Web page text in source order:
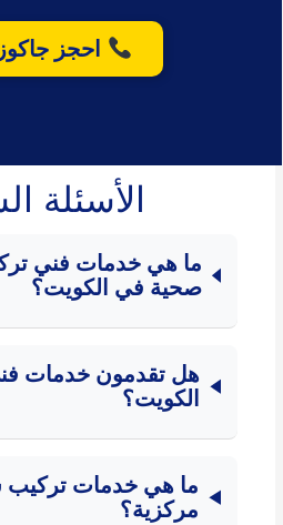
احجز
الأسئلة
ما هي خدمات فني
صحية في الكويت؟
هل تقدمون خدمات
الكويت؟
ما هي خدمات تركيب
مركزية؟